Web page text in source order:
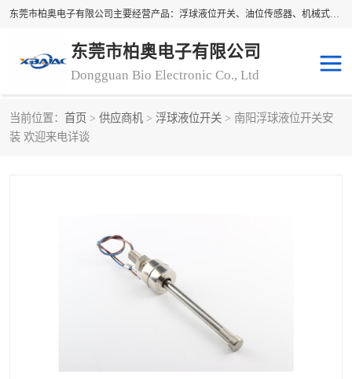
东莞市柏奥电子有限公司主要经营产品：浮球液位开关、油位传感器、机械式油表、浮球液位计、水位控制浮球阀、料位开关，水流开关、油水位控制配套仪表等。柏奥电子，您可信赖的合作伙伴
东莞市柏奥电子有限公司
Dongguan Bio Electronic Co., Ltd
当前位置： 首页 > 供应商机 > 浮球液位开关 > 南阳浮球液位开关安
装 欢迎来电详谈
浮球液位开关